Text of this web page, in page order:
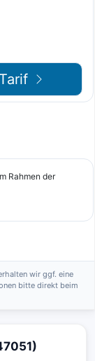
wir ggf. eine
bitte direkt beim